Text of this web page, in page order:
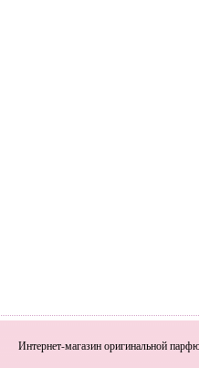
Интернет-магазин оригинальной